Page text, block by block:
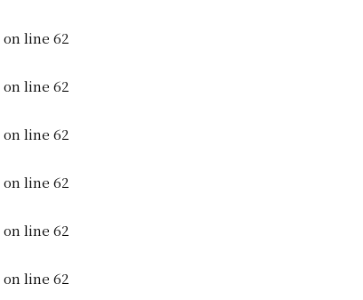
on line 62
on line 62
on line 62
on line 62
on line 62
on line 62